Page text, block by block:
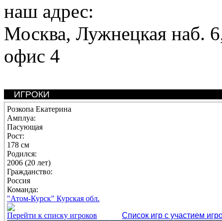
наш адрес:
Москва, Лужнецкая наб.
офис 4
ИГРОКИ
Розкопа Екатерина
Амплуа:
Пасующая
Рост:
178 см
Родился:
2006 (20 лет)
Гражданство:
Россия
Команда:
"Атом-Курск" Курская обл.
Перейти к списку игроков
Список игр с участием